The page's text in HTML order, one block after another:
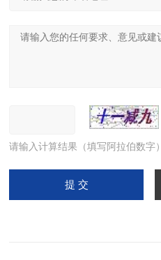
请输入计算结果（填写阿拉伯数字